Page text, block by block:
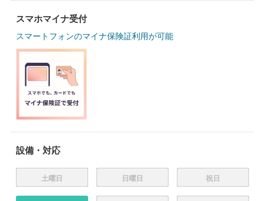
スマホマイナ受付
スマートフォンのマイナ保険証利用が可能
設備・対応
土曜日 日曜日 祝日